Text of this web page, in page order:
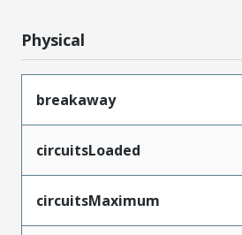
Physical
breakaway
circuitsLoaded
circuitsMaximum